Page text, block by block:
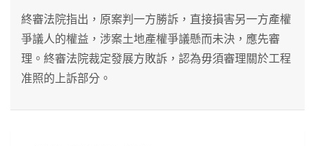
終審法院指出，原案判一方勝訴，直接損害另一方產權
爭議人的權益，涉案土地產權爭議懸而未決，應先審
理。終審法院裁定發展方敗訴，認為毋須審理關於工程
准照的上訴部分。